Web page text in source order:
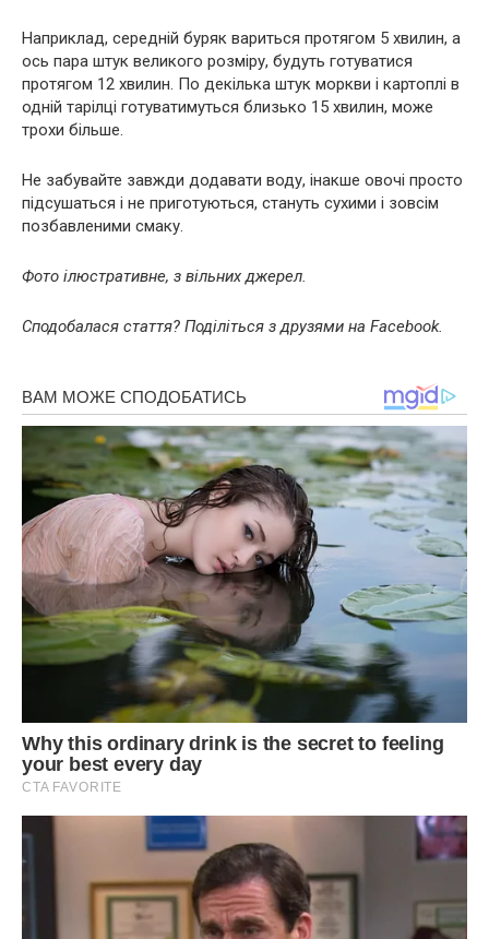
Наприклад, середній буряк вариться протягом 5 хвилин, а
ось пара штук великого розміру, будуть готуватися
протягом 12 хвилин. По декілька штук моркви і картоплі в
одній тарілці готуватимуться близько 15 хвилин, може
трохи більше.
Не забувайте завжди додавати воду, інакше овочі просто
підсушаться і не приготуються, стануть сухими і зовсім
позбавленими смаку.
Фото ілюстративне, з вільних джерел.
Сподобалася стаття? Поділіться з друзями на Facebook.